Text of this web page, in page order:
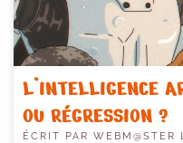
L’INTELLIGENCE
OU RÉGRESSION ?
ÉCRIT PAR WEBM@STER